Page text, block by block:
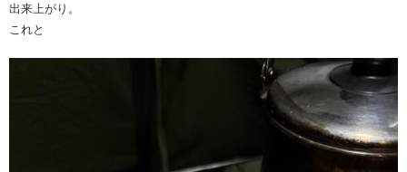
出来上がり。
これと